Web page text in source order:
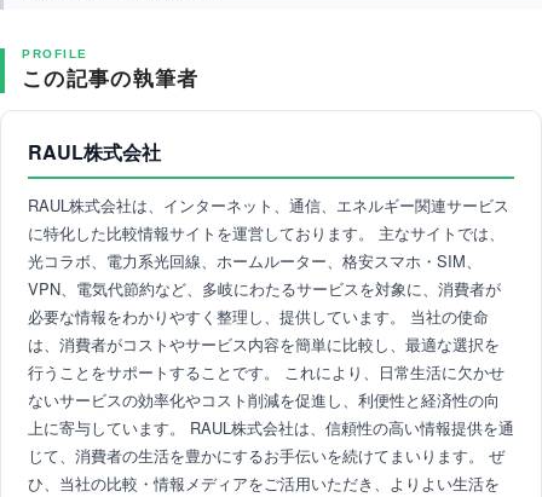
PROFILE
この記事の執筆者
RAUL株式会社
RAUL株式会社は、インターネット、通信、エネルギー関連サービス
に特化した比較情報サイトを運営しております。 主なサイトでは、
光コラボ、電力系光回線、ホームルーター、格安スマホ・SIM、
VPN、電気代節約など、多岐にわたるサービスを対象に、消費者が
必要な情報をわかりやすく整理し、提供しています。 当社の使命
は、消費者がコストやサービス内容を簡単に比較し、最適な選択を
行うことをサポートすることです。 これにより、日常生活に欠かせ
ないサービスの効率化やコスト削減を促進し、利便性と経済性の向
上に寄与しています。 RAUL株式会社は、信頼性の高い情報提供を通
じて、消費者の生活を豊かにするお手伝いを続けてまいります。 ぜ
ひ、当社の比較・情報メディアをご活用いただき、よりよい生活を